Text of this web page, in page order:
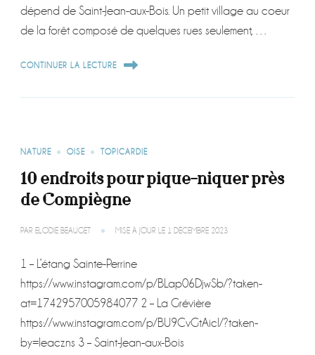
dépend de Saint-Jean-aux-Bois. Un petit village au coeur
de la forêt composé de quelques rues seulement, …
CONTINUER LA LECTURE
NATURE OISE TOPICARDIE
10 endroits pour pique-niquer près
de Compiègne
PAR ELODIE BEAUGET MISE À JOUR LE 1 DÉCEMBRE 2023
1 – L’étang Sainte-Perrine
https://www.instagram.com/p/BLap06DjwSb/?taken-
at=1742957005984077 2 – La Grévière
https://www.instagram.com/p/BU9CvGtAicl/?taken-
by=leaczns 3 – Saint-Jean-aux-Bois